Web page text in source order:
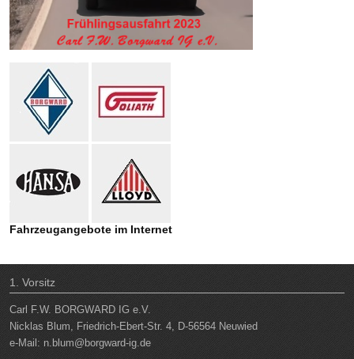
Fahrzeugangebote im Internet
1. Vorsitz
Carl F.W. BORGWARD IG e.V.
Nicklas Blum, Friedrich-Ebert-Str. 4, D-56564 Neuwied
e-Mail: n.blum@borgward-ig.de